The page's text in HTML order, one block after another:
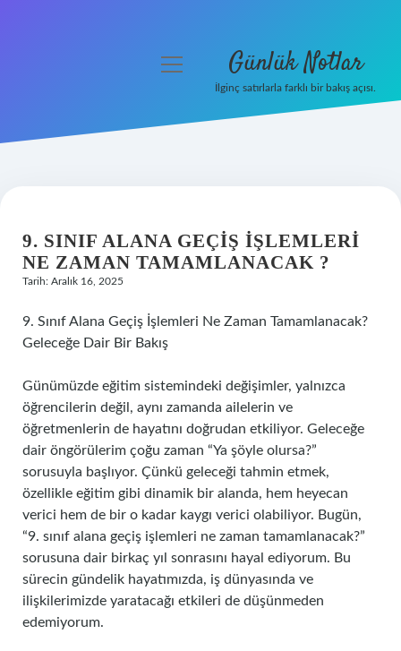
Hakkımızda
menüyü
Günlük Notlar
İlginç satırlarla farklı bir bakış açısı.
9. SINIF ALANA GEÇIŞ IŞLEMLERI
NE ZAMAN TAMAMLANACAK ?
Tarih: Aralık 16, 2025
9. Sınıf Alana Geçiş İşlemleri Ne Zaman Tamamlanacak?
Geleceğe Dair Bir Bakış
Günümüzde eğitim sistemindeki değişimler, yalnızca
öğrencilerin değil, aynı zamanda ailelerin ve
öğretmenlerin de hayatını doğrudan etkiliyor. Geleceğe
dair öngörülerim çoğu zaman “Ya şöyle olursa?”
sorusuyla başlıyor. Çünkü geleceği tahmin etmek,
özellikle eğitim gibi dinamik bir alanda, hem heyecan
verici hem de bir o kadar kaygı verici olabiliyor. Bugün,
“9. sınıf alana geçiş işlemleri ne zaman tamamlanacak?”
sorusuna dair birkaç yıl sonrasını hayal ediyorum. Bu
sürecin gündelik hayatımızda, iş dünyasında ve
ilişkilerimizde yaratacağı etkileri de düşünmeden
edemiyorum.